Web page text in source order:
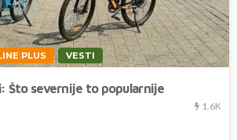
PLUS VESTI
Što severnije to popularnije
1.6K